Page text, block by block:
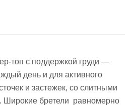
топ с поддержкой груди —
день и для активного
и застежек, со слитными
бретели равномерно